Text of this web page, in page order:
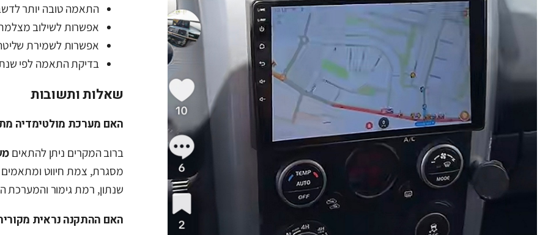
התאמה טובה יותר
אפשרות לשילוב
אפשרות לשמירת
בדיקת התאמה לפי
שאלות ותשובות
האם מערכת מולטימדיה מתאימה
ברוב המקרים ניתן להתאים
מסגרת, צמת חיווט
שנתון, רמת גימור והמערכת
האם ההתקנה נראית